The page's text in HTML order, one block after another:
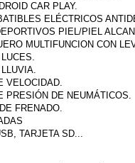
CAR PLAY.
ELÉCTRICOS
PIEL/PIEL
MULTIFUNCION CON
VELOCIDAD.
PRESIÓN DE NEUMÁTICOS.
FRENADO.
TARJETA SD...